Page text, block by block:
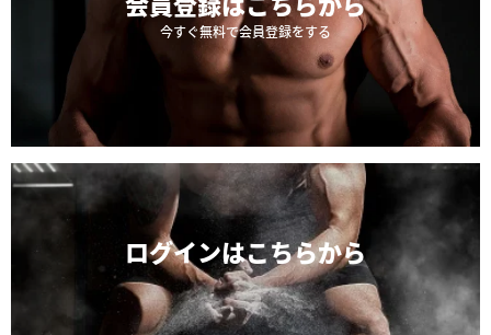
今すぐ無料で会員登録をする
ログインはこちらから